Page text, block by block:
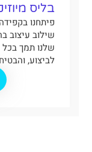
בליס
שילוב עיצוב
שלנו תמך
לביצוע,